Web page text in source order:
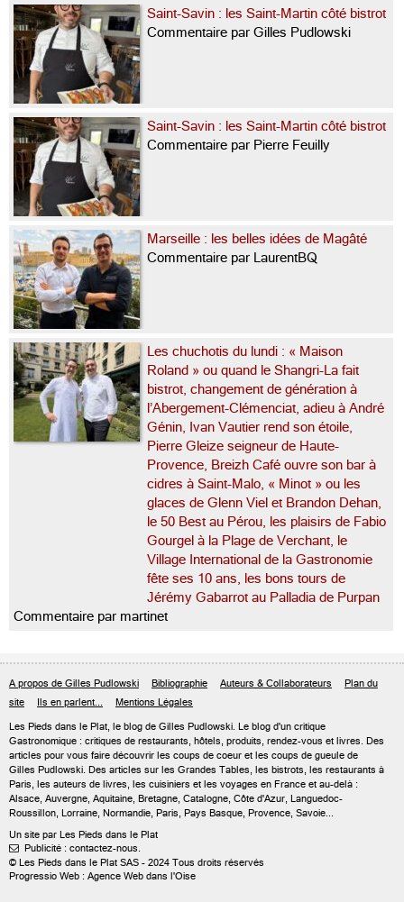
Saint-Savin : les Saint-Martin côté bistrot
Commentaire par Gilles Pudlowski
Saint-Savin : les Saint-Martin côté bistrot
Commentaire par Pierre Feuilly
Marseille : les belles idées de Magâté
Commentaire par LaurentBQ
Les chuchotis du lundi : « Maison
Roland » ou quand le Shangri-La fait
bistrot, changement de génération à
l’Abergement-Clémenciat, adieu à André
Génin, Ivan Vautier rend son étoile,
Pierre Gleize seigneur de Haute-
Provence, Breizh Café ouvre son bar à
cidres à Saint-Malo, « Minot » ou les
glaces de Glenn Viel et Brandon Dehan,
le 50 Best au Pérou, les plaisirs de Fabio
Gourgel à la Plage de Verchant, le
Village International de la Gastronomie
fête ses 10 ans, les bons tours de
Jérémy Gabarrot au Palladia de Purpan
Commentaire par martinet
A propos de Gilles Pudlowski Bibliographie Auteurs & Collaborateurs
Plan du
site
Ils en parlent... Mentions Légales
Les Pieds dans le Plat, le blog de Gilles Pudlowski. Le blog d'un critique
Gastronomique : critiques de restaurants, hôtels, produits, rendez-vous et livres. Des
articles pour vous faire découvrir les coups de coeur et les coups de gueule de
Gilles Pudlowski. Des articles sur les Grandes Tables, les bistrots, les restaurants à
Paris, les auteurs de livres, les cuisiniers et les voyages en France et au-delà :
Alsace, Auvergne, Aquitaine, Bretagne, Catalogne, Côte d'Azur, Languedoc-
Roussillon, Lorraine, Normandie, Paris, Pays Basque, Provence, Savoie...
Un site par Les Pieds dans le Plat
 Publicité : contactez-nous.
© Les Pieds dans le Plat SAS - 2024 Tous droits réservés
Progressio Web : Agence Web dans l'Oise